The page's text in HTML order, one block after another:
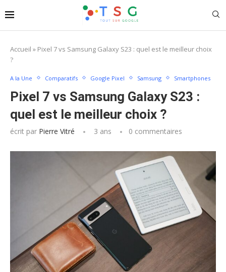
Accueil » Pixel 7 vs Samsung Galaxy S23 : quel est le meilleur choix
?
A la Une Comparatifs Google Pixel Samsung Smartphones
Pixel 7 vs Samsung Galaxy S23 :
quel est le meilleur choix ?
écrit par Pierre Vitré 3 ans 0 commentaires